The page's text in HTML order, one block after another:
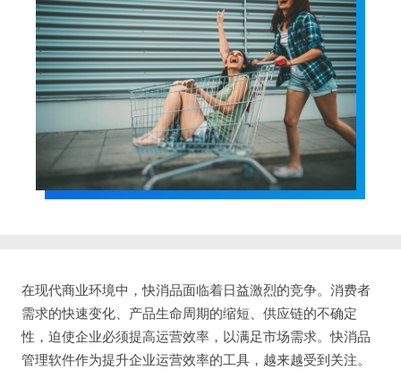
在现代商业环境中，快消品面临着日益激烈的竞争。消费者
需求的快速变化、产品生命周期的缩短、供应链的不确定
性，迫使企业必须提高运营效率，以满足市场需求。快消品
管理软件作为提升企业运营效率的工具，越来越受到关注。